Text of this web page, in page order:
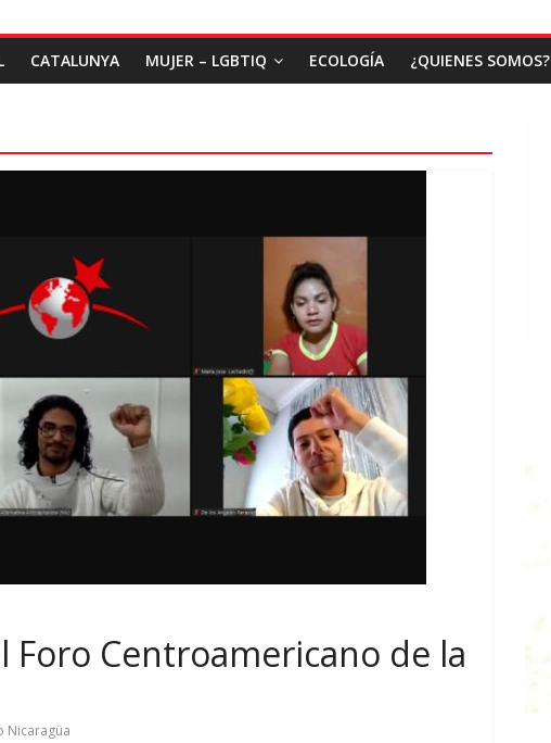
CATALUNYA MUJER – LGBTIQ ECOLOGÍA ¿QUIENES SOMOS?
Foro Centroamericano de la
Nicaragüa